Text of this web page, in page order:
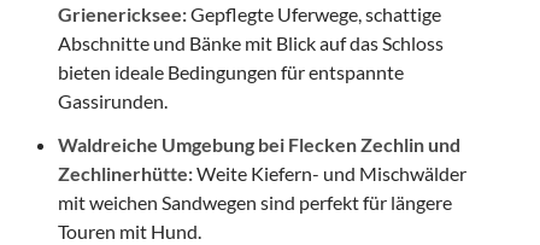
Grienericksee:Gepflegte Uferwege, schattige
Abschnitte und Bänke mit Blick auf das Schloss
bieten ideale Bedingungen für entspannte
Gassirunden.
Waldreiche Umgebung bei Flecken Zechlin und
Zechlinerhütte:Weite Kiefern- und Mischwälder
mit weichen Sandwegen sind perfekt für längere
Touren mit Hund.